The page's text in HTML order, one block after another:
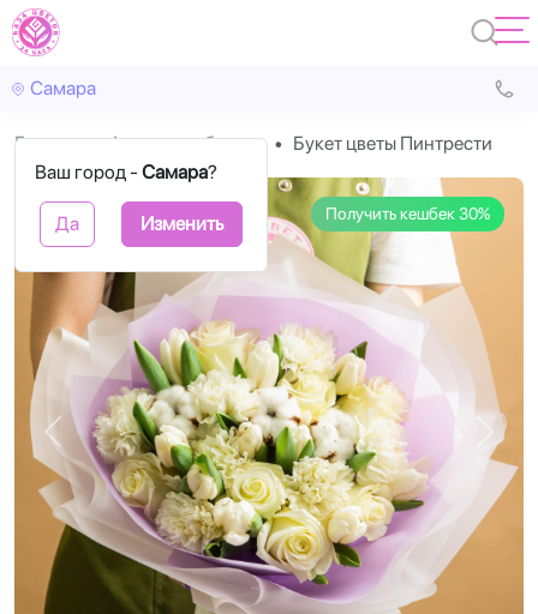
Самара
Ваш город - Самара?
Да Изменить
Главная Авторские букеты Букет цветы Пинтрести
Получить кешбек 30%
Назад